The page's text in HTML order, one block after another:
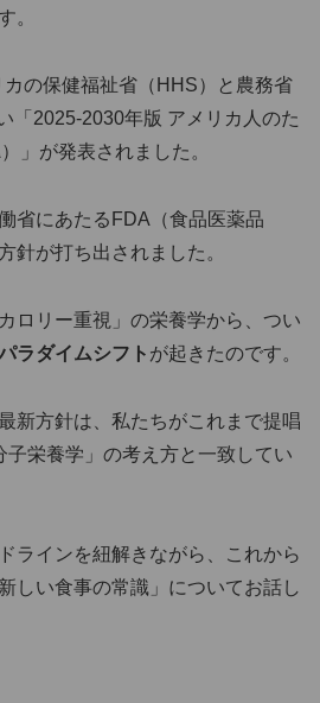
。
の保健福祉省（HHS）と農務省
「2025-2030年版 アメリカ人のた
」が発表されました。
省にあたるFDA（食品医薬品
針が打ち出されました。
ロリー重視」の栄養学から、つい
ラダイムシフト が起きたのです。
新方針は、私たちがこれまで提唱
子栄養学」の考え方と一致してい
ラインを紐解きながら、これから
しい食事の常識」についてお話し